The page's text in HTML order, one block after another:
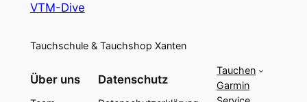
VTM-Dive
Tauchschule & Tauchshop Xanten
Über uns Datenschutz
Tauchen
Garmin